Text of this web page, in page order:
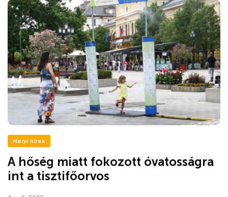
Helyi hírek
A hőség miatt fokozott óvatosságra
int a tisztifőorvos